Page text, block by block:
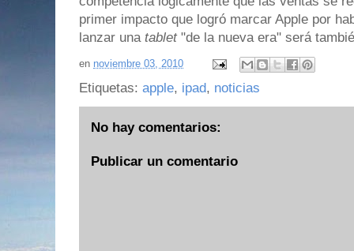
primer impacto que logró marcar Apple por
lanzar una tablet"de la nueva era" será
en noviembre 03, 2010
Etiquetas: apple, ipad, noticias
No hay comentarios:
Publicar un comentario